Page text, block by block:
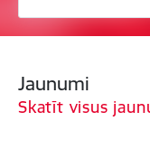
Jaunumi
Skatīt visus